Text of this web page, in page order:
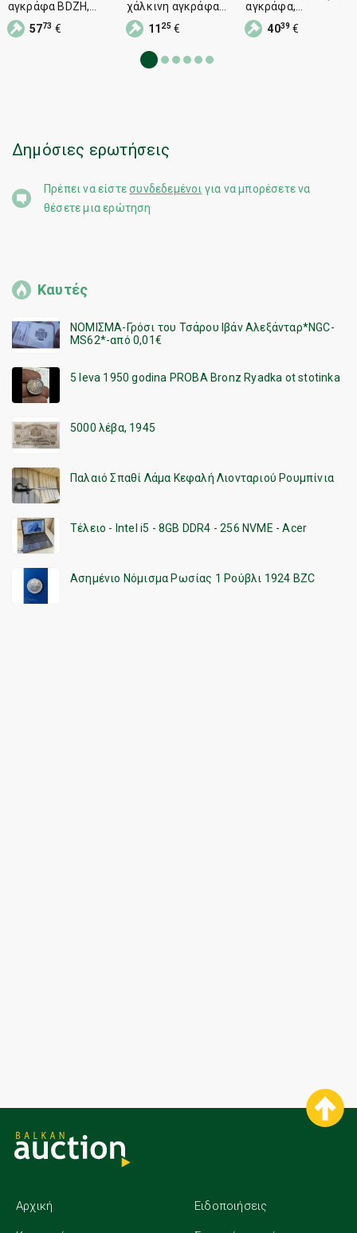
αγκράφα BDZH,
πόρπη, στολή
5773 €
χάλκινη αγκράφα
ζώνης, πόρπη
μπλεχ
11 25 €
αγκράφα,
Αστυνομία ΡΒ
4039 €
Δημόσιες ερωτήσεις
Πρέπει να είστεσυνδεδεμένοι για να μπορέσετε να
θέσετε μια ερώτηση
Καυτές
ΝΟΜΙΣΜΑ-Γρόσι του Τσάρου Ιβάν Αλεξάνταρ*NGC-
MS62*-από 0,01€
5 leva 1950 godina PROBA Bronz Ryadka ot stotinka
5000 λέβα, 1945
Παλαιό Σπαθί Λάμα Κεφαλή Λιονταριού Ρουμπίνια
Τέλειο - Intel i5 - 8GB DDR4 - 256 NVME - Acer
Ασημένιο Νόμισμα Ρωσίας 1 Ρούβλι 1924 BZC
Αρχική Ειδοποιήσεις